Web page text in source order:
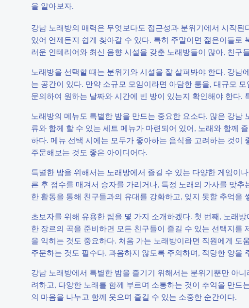
을 알아보자.
강남 노래방의 매력은 무엇보다도 접근성과 분위기에서 시작
있어 언제든지 쉽게 찾아갈 수 있다. 특히 주말이면 젊은이들
러운 인테리어와 최신 음향 시설을 갖춘 노래방들이 많아, 친구
노래방을 선택할 때는 분위기와 시설을 잘 살펴봐야 한다. 강
는 공간이 있다. 만약 소규모 모임이라면 아담한 룸을, 대규모
문의하여 원하는 날짜와 시간에 빈 방이 있는지 확인해야 한다.
노래방의 메뉴도 특별한 밤을 만드는 중요한 요소다. 많은 강
류와 함께 할 수 있는 세트 메뉴가 마련되어 있어, 노래와 함께
하다. 메뉴 선택 시에는 모두가 좋아하는 음식을 고려하는 것이
주문해보는 것도 좋은 아이디어다.
특별한 밤을 위해서는 노래방에서 즐길 수 있는 다양한 게임이
른 후 점수를 매겨서 승자를 가리거나, 특정 노래의 가사를 맞
한 활동을 통해 친구들과의 유대를 강화하고, 잊지 못할 추억을
초보자를 위해 유용한 팁을 몇 가지 소개하겠다. 첫 번째, 노래
한 장르의 곡을 준비하면 모든 친구들이 즐길 수 있는 선택지
을 익히는 것도 중요하다. 처음 가는 노래방이라면 직원에게
주문하는 것도 필수다. 과음하지 않도록 주의하며, 적당한 양을
강남 노래방에서 특별한 밤을 즐기기 위해서는 분위기뿐만 아
려하고, 다양한 노래를 함께 부르며 소통하는 것이 추억을 만
의 마음을 나누고 함께 웃으며 즐길 수 있는 소중한 순간이다.